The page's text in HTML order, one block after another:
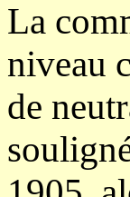
La
niveau
de